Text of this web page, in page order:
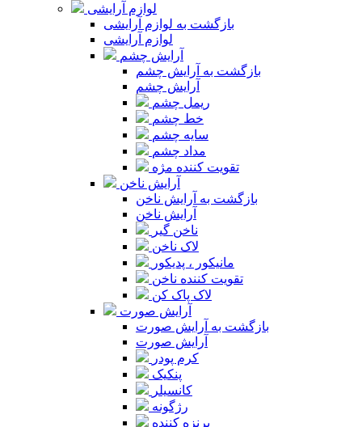
لوازم آرایشی
بازگشت به لوازم آرایشی
لوازم آرایشی
آرایش چشم
بازگشت به آرایش چشم
آرایش چشم
ریمل چشم
خط چشم
سایه چشم
مداد چشم
تقویت کننده مژه
آرایش ناخن
بازگشت به آرایش ناخن
آرایش ناخن
ناخن گیر
لاک ناخن
مانیکور ، پدیکور
تقویت کننده ناخن
لاک پاک کن
آرایش صورت
بازگشت به آرایش صورت
آرایش صورت
کرم پودر
پنکیک
کانسیلر
رژگونه
برنزه کننده